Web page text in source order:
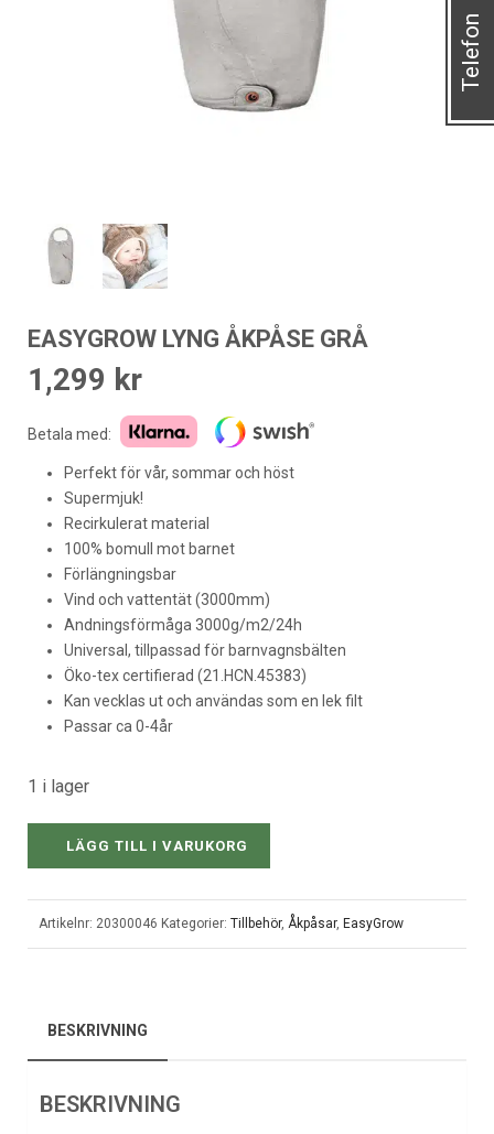
EASYGROW LYNG ÅKPÅSE GRÅ
1,299 kr
Betala med:
Perfekt för vår, sommar och höst
Supermjuk!
Recirkulerat material
100% bomull mot barnet
Förlängningsbar
Vind och vattentät (3000mm)
Andningsförmåga 3000g/m2/24h
Universal, tillpassad för barnvagnsbälten
Öko-tex certifierad (21.HCN.45383)
Kan vecklas ut och användas som en lek filt
Passar ca 0-4år
1 i lager
LÄGG TILL I VARUKORG
Artikelnr: 20300046 Kategorier: Tillbehör, Åkpåsar, EasyGrow
BESKRIVNING
BESKRIVNING
Telefon